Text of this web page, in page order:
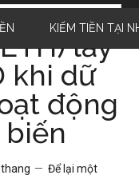
KIẾM TIỀN TẠI
lấy
khi dữ
động
Để lại một